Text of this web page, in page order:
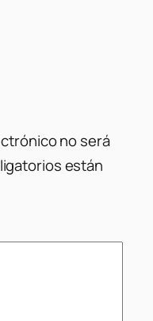
no será
están